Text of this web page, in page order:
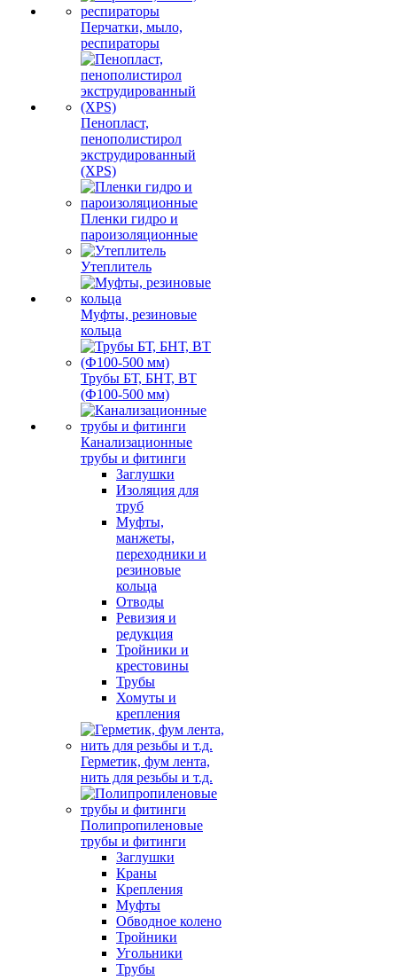
Перчатки, мыло,
респираторы
Пенопласт,
пенополистирол
экструдированный
(XPS)
Пленки гидро и
пароизоляционные
Утеплитель
Муфты, резиновые
кольца
Трубы БТ, БНТ, ВТ
(Ф100-500 мм)
Канализационные
трубы и фитинги
Заглушки
Изоляция для
труб
Муфты,
манжеты,
переходники и
резиновые
кольца
Отводы
Ревизия и
редукция
Тройники и
крестовины
Трубы
Хомуты и
крепления
Герметик, фум лента,
нить для резьбы и т.д.
Полипропиленовые
трубы и фитинги
Заглушки
Краны
Крепления
Муфты
Обводное колено
Тройники
Угольники
Трубы